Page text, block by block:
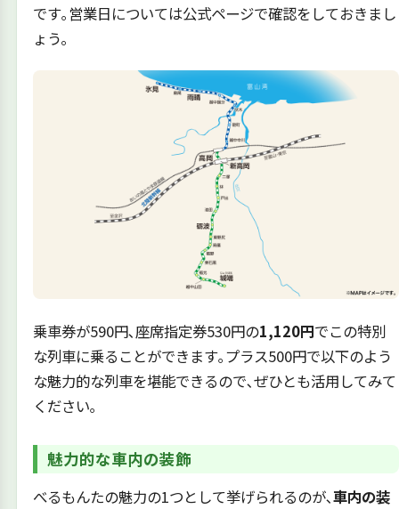
です｡営業日については公式ページで確認をしておきまし
ょう。
乗車券が590円､座席指定券530円の1,120円でこの特別
な列車に乗ることができます｡プラス500円で以下のよう
な魅力的な列車を堪能できるので､ぜひとも活用してみて
ください｡
魅力的な車内の装飾
べるもんたの魅力の1つとして挙げられるのが､車内の装